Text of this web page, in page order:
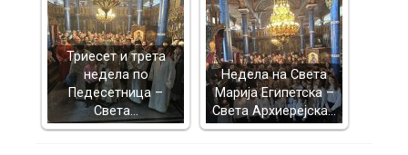
Триесет и трета
недела по
Педесетница –
Света…
Недела на Света
Марија Египетска –
Света Архиерејска…